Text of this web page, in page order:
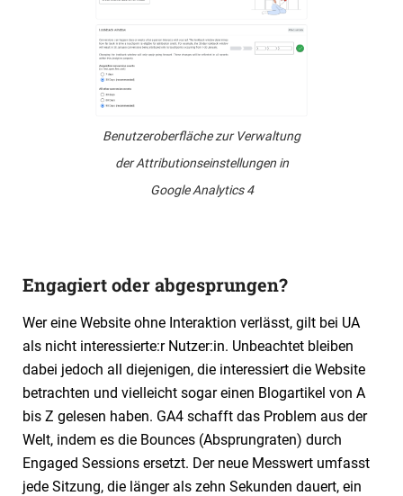
Benutzeroberfläche zur Verwaltung
der Attributionseinstellungen in
Google Analytics 4
Engagiert oder abgesprungen?
Wer eine Website ohne Interaktion verlässt, gilt bei UA
als nicht interessierte:r Nutzer:in. Unbeachtet bleiben
dabei jedoch all diejenigen, die interessiert die Website
betrachten und vielleicht sogar einen Blogartikel von A
bis Z gelesen haben. GA4 schafft das Problem aus der
Welt, indem es die Bounces (Absprungraten) durch
Engaged Sessions ersetzt. Der neue Messwert umfasst
jede Sitzung, die länger als zehn Sekunden dauert, ein